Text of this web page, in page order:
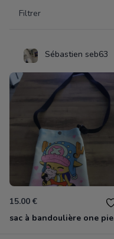
Filtrer
Sébastien seb63
15.00 €